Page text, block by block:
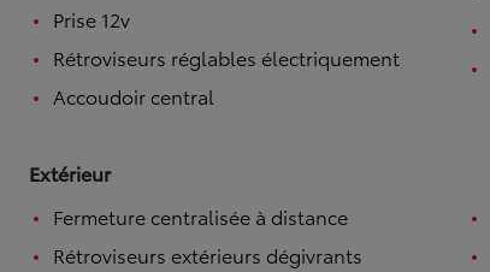
Prise 12v
Rétroviseurs réglables électriquement
Accoudoir central
Extérieur
Fermeture centralisée à distance
Rétroviseurs extérieurs dégivrants